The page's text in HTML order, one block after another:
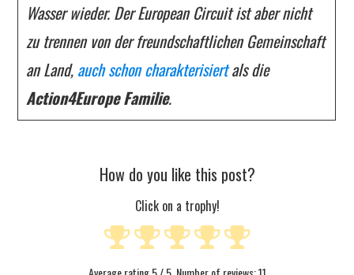
Wasser wieder. Der European Circuit ist aber nicht
zu trennen von der freundschaftlichen Gemeinschaft
an Land, auch schon charakterisiertals die
Action4Europe Familie.
How do you like this post?
Click on a trophy!